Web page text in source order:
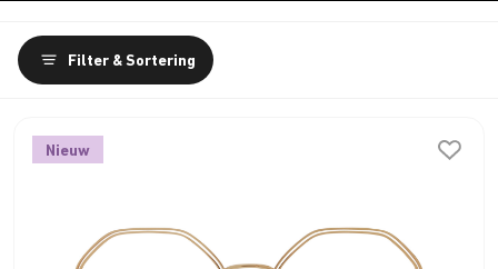
Filter & Sortering
Nieuw